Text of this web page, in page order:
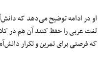
لغت عربی را حفظ کنند آن هم در
که فرصتی برای تمرین و تکرار